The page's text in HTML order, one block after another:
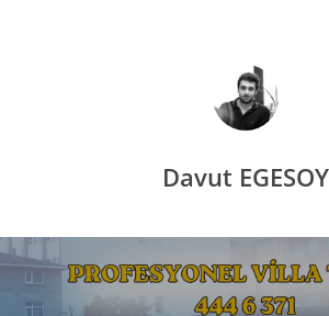
Davut EGESOY